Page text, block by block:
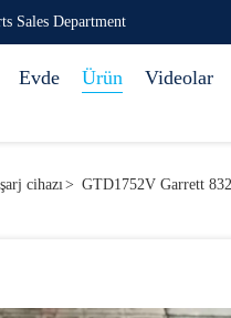
Sales Department
Evde Ürün Videolar
cihazı> GTD1752V Garrett